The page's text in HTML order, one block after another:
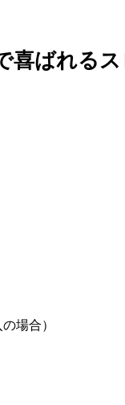
喜ばれる
場合）